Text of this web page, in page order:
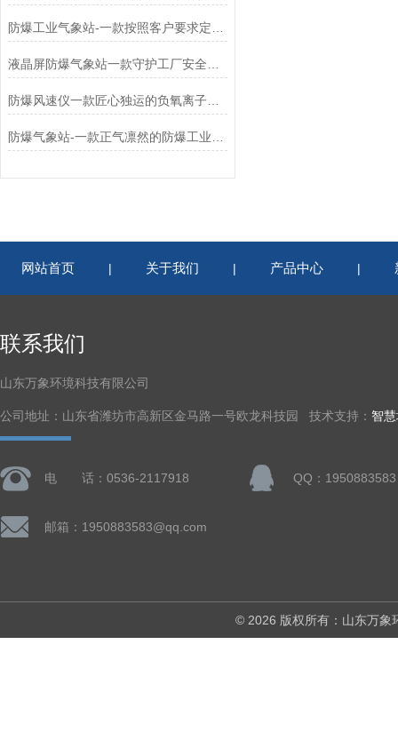
防爆风速仪一款匠心独运的负氧离子监测设备批发2024已更新
网站首页 | 关于我们 | 产品中心 |
联系我们
山东万象环境科技有限公司
公司地址：山东省潍坊市高新区金马路一号欧龙科技园 技术支持： 智
电 话：0536-2117918 QQ：1950883583
邮箱：1950883583@qq.com
© 2026 版权所有：山东万